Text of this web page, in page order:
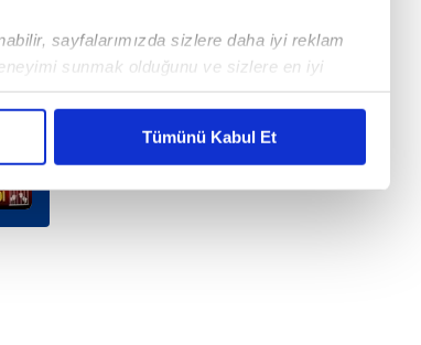
sayfalarımızda sizlere daha iyi reklam
sunmak olduğunu ve sizlere en iyi
reklamların maliyetlerimizi karşılamak
kişilere ait çerezler kullanılmaktadır. Bu
Tümünü Kabul Et